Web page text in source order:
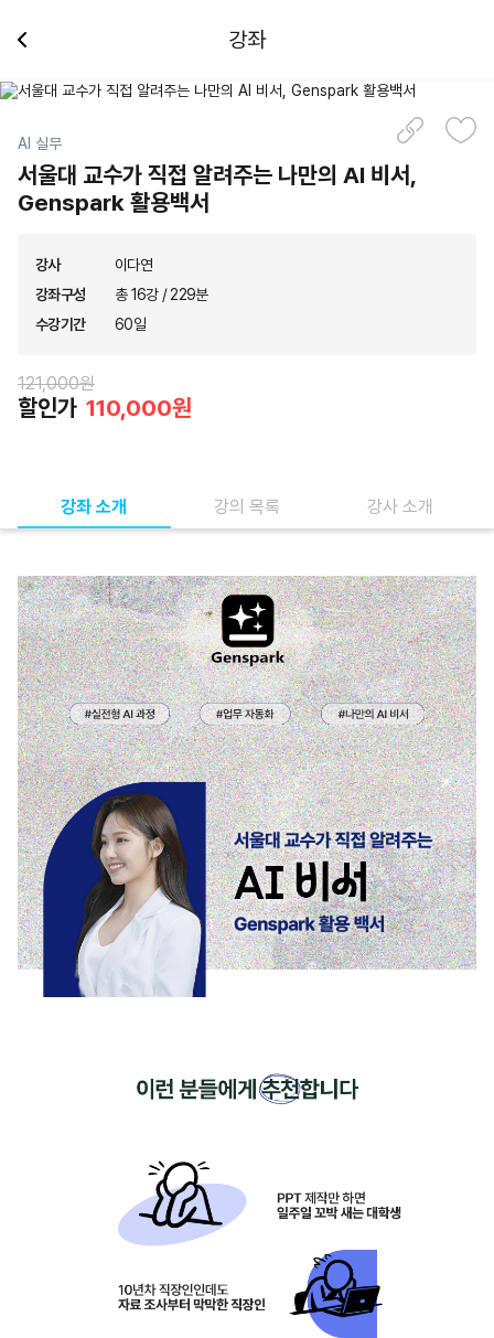
강좌
AI 실무
서울대 교수가 직접 알려주는 나만의 AI 비서,
Genspark 활용백서
강사
이다연
강좌구성
총 16강 / 229분
수강기간
60일
121,000원
할인가 110,000원
강좌 소개 강의 목록 강사 소개